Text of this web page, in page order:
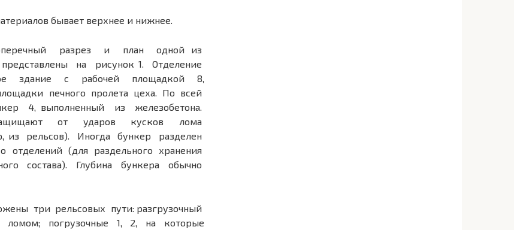
бывает верхнее и нижнее.
разрез и план одной из
на рисунок 1. Отделение
здание с рабочей площадкой 8,
печного пролета цеха. По всей
4, выполненный из железобетона.
от ударов кусков лома
из рельсов). Иногда бункер разделен
отделений (для раздельного хранения
состава). Глубина бункера обычно
три рельсовых пути: разгрузочный
погрузочные 1, 2, на которые